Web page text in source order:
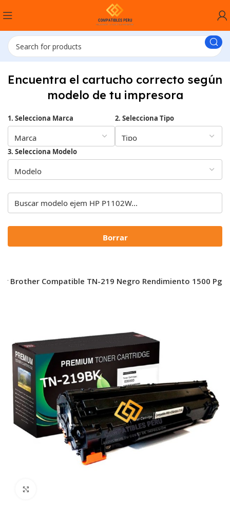
Encuentra el cartucho correcto según
modelo de tu impresora
1. Selecciona Marca 2. Selecciona Tipo
3. Selecciona Modelo
Borrar
Brother Compatible TN-219 Negro Rendimiento 1500 Pg